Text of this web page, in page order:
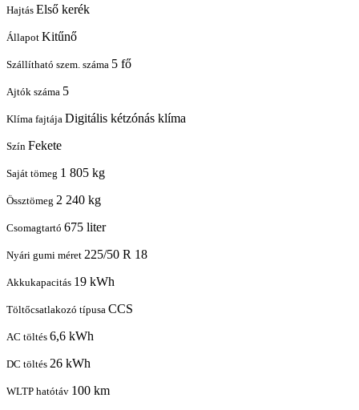
Hajtás Első kerék
Állapot Kitűnő
Szállítható szem. száma 5 fő
Ajtók száma 5
Klíma fajtája Digitális kétzónás klíma
Szín Fekete
Saját tömeg 1 805 kg
Össztömeg 2 240 kg
Csomagtartó 675 liter
Nyári gumi méret 225/50 R 18
Akkukapacitás 19 kWh
Töltőcsatlakozó típusa CCS
AC töltés 6,6 kWh
DC töltés 26 kWh
WLTP hatótáv 100 km